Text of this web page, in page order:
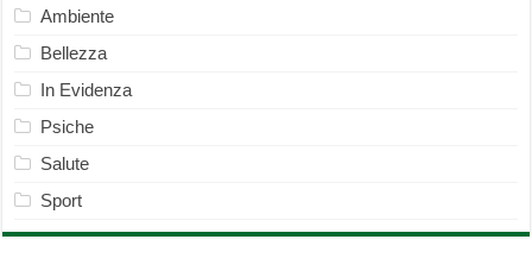
Ambiente
Bellezza
In Evidenza
Psiche
Salute
Sport